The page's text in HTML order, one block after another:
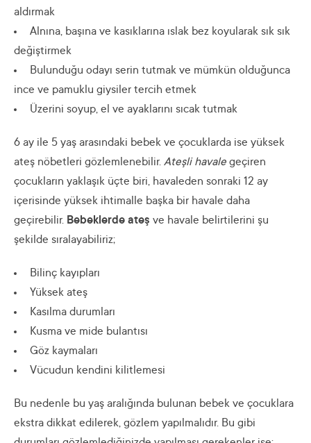
aldırmak
Alnına, başına ve kasıklarına ıslak bez koyularak sık sık
değiştirmek
Bulunduğu odayı serin tutmak ve mümkün olduğunca
ince ve pamuklu giysiler tercih etmek
Üzerini soyup, el ve ayaklarını sıcak tutmak
6 ay ile 5 yaş arasındaki bebek ve çocuklarda ise yüksek
ateş nöbetleri gözlemlenebilir. Ateşli havale geçiren
çocukların yaklaşık üçte biri, havaleden sonraki 12 ay
içerisinde yüksek ihtimalle başka bir havale daha
geçirebilir. Bebeklerde ateş ve havale belirtilerini şu
şekilde sıralayabiliriz;
Bilinç kayıpları
Yüksek ateş
Kasılma durumları
Kusma ve mide bulantısı
Göz kaymaları
Vücudun kendini kilitlemesi
Bu nedenle bu yaş aralığında bulunan bebek ve çocuklara
ekstra dikkat edilerek, gözlem yapılmalıdır. Bu gibi